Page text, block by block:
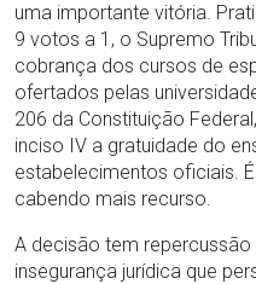
uma importante vitória.
9 votos a 1, o Supremo
cobrança dos cursos de
ofertados pelas
206 da Constituição
inciso IV a gratuidade do
estabelecimentos oficiais.
cabendo mais recurso.
A decisão tem
insegurança jurídica que